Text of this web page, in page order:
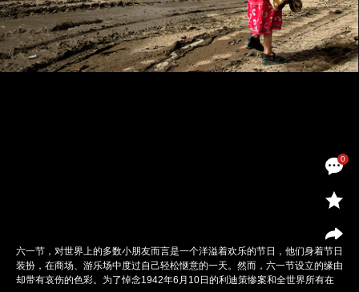
0
六一节，对世界上的多数小朋友而言是一个洋溢着欢乐的节日，他们身着节日
装扮，在商场、游乐场中度过自己轻松惬意的一天。然而，六一节设立的缘由
却带有哀伤的色彩。为了悼念1942年6月10日的利迪策惨案和全世界所有在